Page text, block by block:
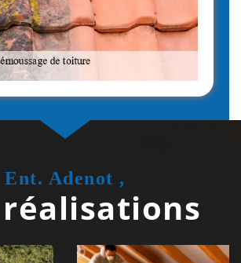
Ent. Adenot ,
Isolation de